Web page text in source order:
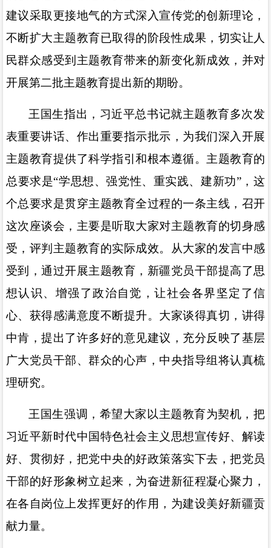
建议采取更接地气的方式深入宣传党的创新理论，
不断扩大主题教育已取得的阶段性成果，切实让人
民群众感受到主题教育带来的新变化新成效，并对
开展第二批主题教育提出新的期盼。
王国生指出，习近平总书记就主题教育多次发
表重要讲话、作出重要指示批示，为我们深入开展
主题教育提供了科学指引和根本遵循。主题教育的
总要求是“学思想、强党性、重实践、建新功”，这
个总要求是贯穿主题教育全过程的一条主线，召开
这次座谈会，主要是听取大家对主题教育的切身感
受，评判主题教育的实际成效。从大家的发言中感
受到，通过开展主题教育，新疆党员干部提高了思
想认识、增强了政治自觉，让社会各界坚定了信
心、获得感满意度不断提升。大家谈得真切，讲得
中肯，提出了许多好的意见建议，充分反映了基层
广大党员干部、群众的心声，中央指导组将认真梳
理研究。
王国生强调，希望大家以主题教育为契机，把
习近平新时代中国特色社会主义思想宣传好、解读
好、贯彻好，把党中央的好政策落实下去，把党员
干部的好形象树立起来，为奋进新征程凝心聚力，
在各自岗位上发挥更好的作用，为建设美好新疆贡
献力量。